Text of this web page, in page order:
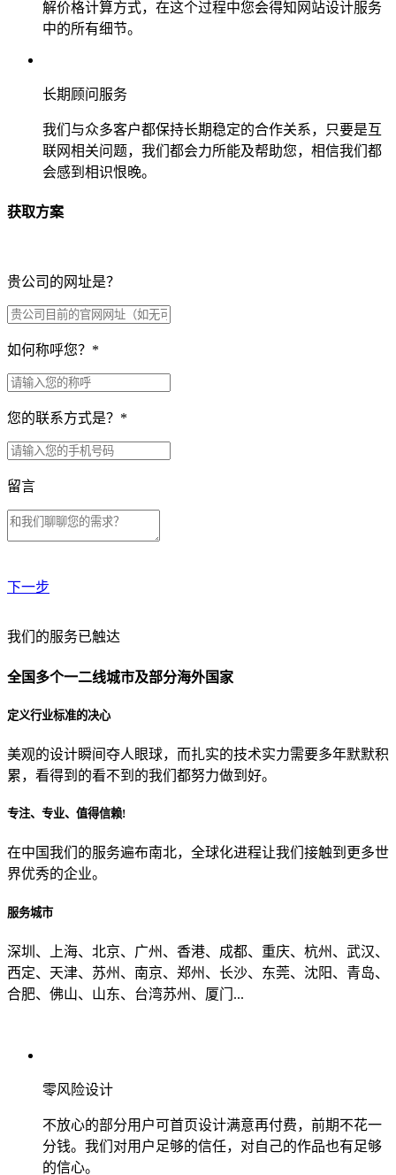
解价格计算方式，在这个过程中您会得知网站设计服务
中的所有细节。
长期顾问服务
我们与众多客户都保持长期稳定的合作关系，只要是互
联网相关问题，我们都会力所能及帮助您，相信我们都
会感到相识恨晚。
获取方案
贵公司的网址是？
如何称呼您？ *
您的联系方式是？ *
留言
下一步
贵公司预算范围是？
贵公司的团队规模是？
目前主要的营销渠道是？
我们的服务已触达
全国多个一二线城市及部分海外国家
定义行业标准的决心
美观的设计瞬间夺人眼球，而扎实的技术实力需要多年默默积
累，看得到的看不到的我们都努力做到好。
专注、专业、值得信赖!
在中国我们的服务遍布南北，全球化进程让我们接触到更多世
界优秀的企业。
服务城市
深圳、上海、北京、广州、香港、成都、重庆、杭州、武汉、
西定、天津、苏州、南京、郑州、长沙、东莞、沈阳、青岛、
合肥、佛山、山东、台湾苏州、厦门...
零风险设计
不放心的部分用户可首页设计满意再付费，前期不花一
分钱。我们对用户足够的信任，对自己的作品也有足够
的信心。